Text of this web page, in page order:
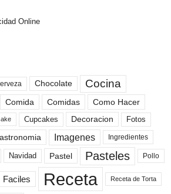
Online
Chocolate Cocina
Comida Comidas Como Hacer
Cupcakes Decoracion Fotos
Imagenes Ingredientes
Navidad Pastel Pasteles Pollo
Faciles Receta Receta de Torta